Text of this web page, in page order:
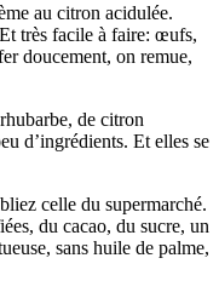
au citron acidulée.
très facile à faire: œufs,
doucement, on remue,
de citron
d’ingrédients. Et elles se
celle du supermarché.
du cacao, du sucre, un
sans huile de palme,